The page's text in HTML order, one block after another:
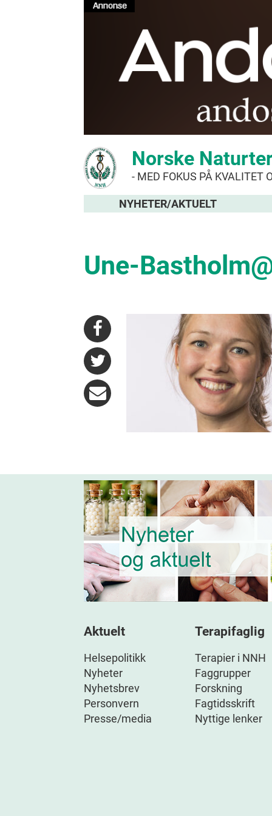
Norske
- MED FOKUS PÅ KVALITET
NYHETER/AKTUELT
Une-
Aktuelt
Helsepolitikk
Nyheter
Nyhetsbrev
Personvern
Presse/media
Terapifaglig
Terapier i NNH
Faggrupper
Forskning
Fagtidsskrift
Nyttige lenker